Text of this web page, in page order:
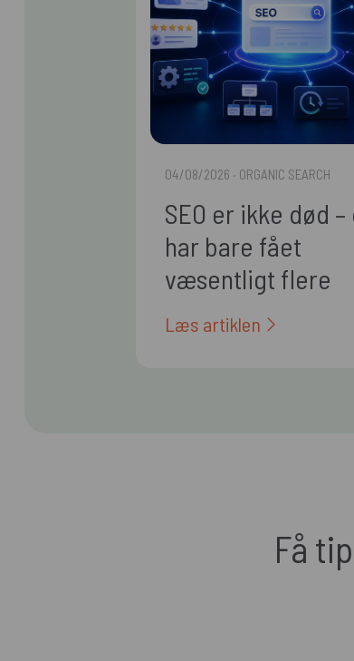
04/08/2026 · ORGANIC SEARCH
SEO er ikke død –
har bare fået
væsentligt flere
arbejdsopgaver
Læs artiklen
Få